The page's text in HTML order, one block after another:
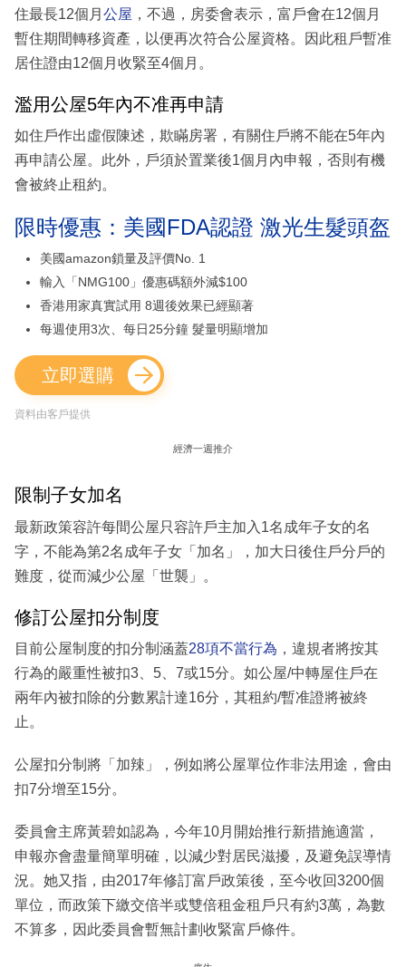
住最長12個月 公屋 ，不過，房委會表示，富戶會在12個月
暫住期間轉移資產，以便再次符合公屋資格。因此租戶暫准
居住證由12個月收緊至4個月。
濫用公屋5年內不准再申請
如住戶作出虛假陳述，欺瞞房署，有關住戶將不能在5年內
再申請公屋。此外，戶須於置業後1個月內申報，否則有機
會被終止租約。
限時優惠：美國FDA認證 激光生髮頭盔
美國amazon鎖量及評價No. 1
輸入「NMG100」優惠碼額外減$100
香港用家真實試用 8週後效果已經顯著
每週使用3次、每日25分鐘 髮量明顯增加
立即選購
資料由客戶提供
經濟一週推介
限制子女加名
最新政策容許每間公屋只容許戶主加入1名成年子女的名
字，不能為第2名成年子女「加名」，加大日後住戶分戶的
難度，從而減少公屋「世襲」。
修訂公屋扣分制度
目前公屋制度的扣分制涵蓋28項不當行為 ，違規者將按其
行為的嚴重性被扣3、5、7或15分。如公屋/中轉屋住戶在
兩年內被扣除的分數累計達16分，其租約/暫准證將被終
止。
公屋扣分制將「加辣」，例如將公屋單位作非法用途，會由
扣7分增至15分。
委員會主席黃碧如認為，今年10月開始推行新措施適當，
申報亦會盡量簡單明確，以減少對居民滋擾，及避免誤導情
況。她又指，由2017年修訂富戶政策後，至今收回3200個
單位，而政策下繳交倍半或雙倍租金租戶只有約3萬，為數
不算多，因此委員會暫無計劃收緊富戶條件。